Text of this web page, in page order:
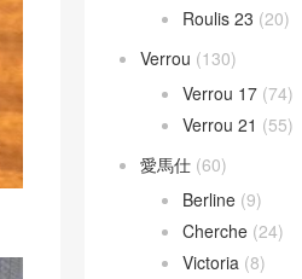
Roulis 23 (20)
Verrou (130)
Verrou 17 (74)
Verrou 21 (55)
愛馬仕 (60)
Berline (9)
Cherche (24)
Victoria (8)